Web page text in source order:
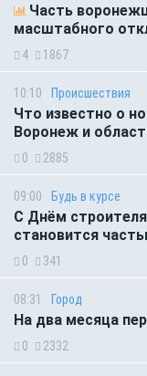
Часть
масштабного
4 1867
10:10 Происшествия
Что известно о
Воронеж и
0 2885
09:00 Будь в курсе
С Днём
становится
0 341
08:31 Город
На два месяца
0 2332